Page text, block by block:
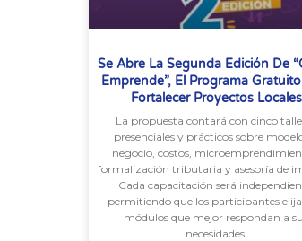
Se Abre La Segunda Edición De
Emprende”, El Programa
Fortalecer Proyectos Locales
La propuesta contará con cinco
presenciales y prácticos sobre
negocio, costos,
formalización tributaria y asesoría de
Cada capacitación será
permitiendo que los participantes
módulos que mejor respondan a
necesidades.